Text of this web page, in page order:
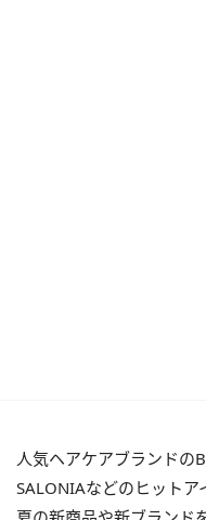
人気ヘアケアブランドの
SALONIAなどのヒット